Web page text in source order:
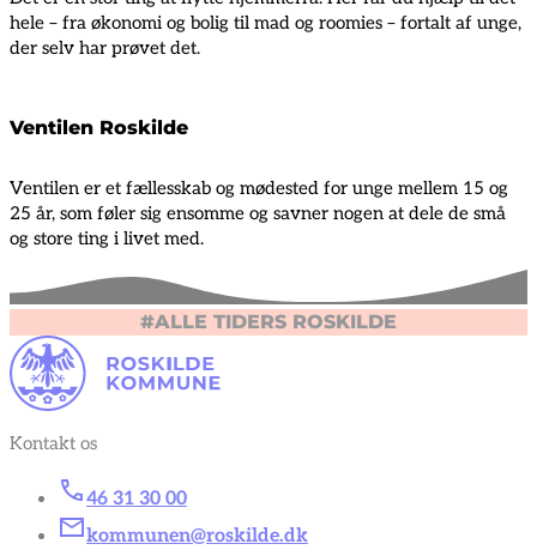
hele – fra økonomi og bolig til mad og roomies – fortalt af unge,
der selv har prøvet det.
Ventilen Roskilde
Ventilen er et fællesskab og mødested for unge mellem 15 og
25 år, som føler sig ensomme og savner nogen at dele de små
og store ting i livet med.
#ALLE TIDERS ROSKILDE
Kontakt os
46 31 30 00
kommunen@roskilde.dk